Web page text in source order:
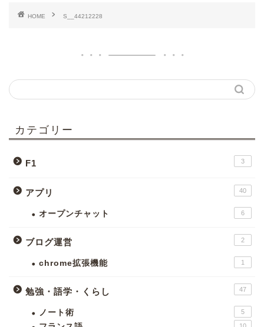
HOME S__44212228
カテゴリー
F1 3
アプリ 40
オープンチャット 6
ブログ運営 2
chrome拡張機能 1
勉強・語学・くらし 47
ノート術 5